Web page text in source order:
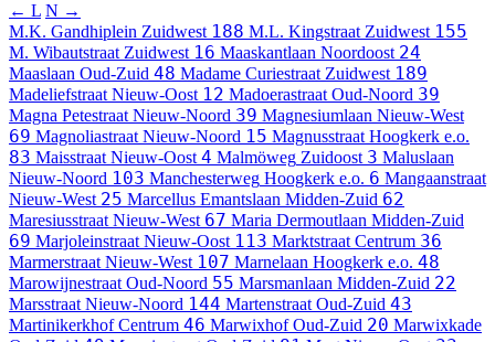
← L N →
M.K. Gandhiplein Zuidwest 188 M.L. Kingstraat Zuidwest 155
M. Wibautstraat Zuidwest 16 Maaskantlaan Noordoost 24
Maaslaan Oud-Zuid 48 Madame Curiestraat Zuidwest 189
Madeliefstraat Nieuw-Oost 12 Madoerastraat Oud-Noord 39
Magna Petestraat Nieuw-Noord 39 Magnesiumlaan Nieuw-West
69 Magnoliastraat Nieuw-Noord 15 Magnusstraat Hoogkerk e.o.
83 Maisstraat Nieuw-Oost 4 Malmöweg Zuidoost 3 Maluslaan
Nieuw-Noord 103 Manchesterweg Hoogkerk e.o. 6 Mangaanstraat
Nieuw-West 25 Marcellus Emantslaan Midden-Zuid 62
Maresiusstraat Nieuw-West 67 Maria Dermoutlaan Midden-Zuid
69 Marjoleinstraat Nieuw-Oost 113 Marktstraat Centrum 36
Marmerstraat Nieuw-West 107 Marnelaan Hoogkerk e.o. 48
Marowijnestraat Oud-Noord 55 Marsmanlaan Midden-Zuid 22
Marsstraat Nieuw-Noord 144 Martenstraat Oud-Zuid 43
Martinikerkhof Centrum 46 Marwixhof Oud-Zuid 20 Marwixkade